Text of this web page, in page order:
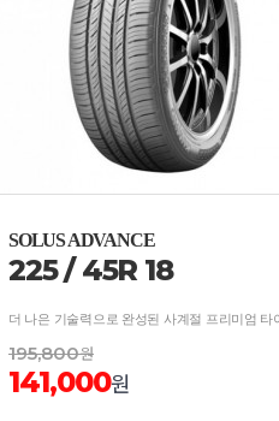
SOLUS ADVANCE
225/45R 18
195,800원
141,000원